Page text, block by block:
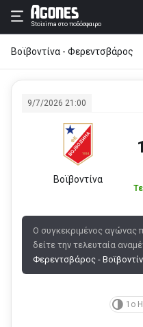
Stoixima στο ποδόσφαιρο
Βοϊβοντίνα - Φερεντσβάρος
9/7/2026 21:00
Βοϊβοντίνα
Ο συγκεκριμένος αγώνας
δείτε την τελευταία
Φερεντσβάρος -
1ο